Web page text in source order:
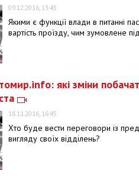
09.12.2016, 13:45
Якими є функції влади в питанні
вартість проїзду, чим зумовлене
які зміни
18.11.2016, 16:45
Хто буде вести переговори із
вигляду своїх відділень?